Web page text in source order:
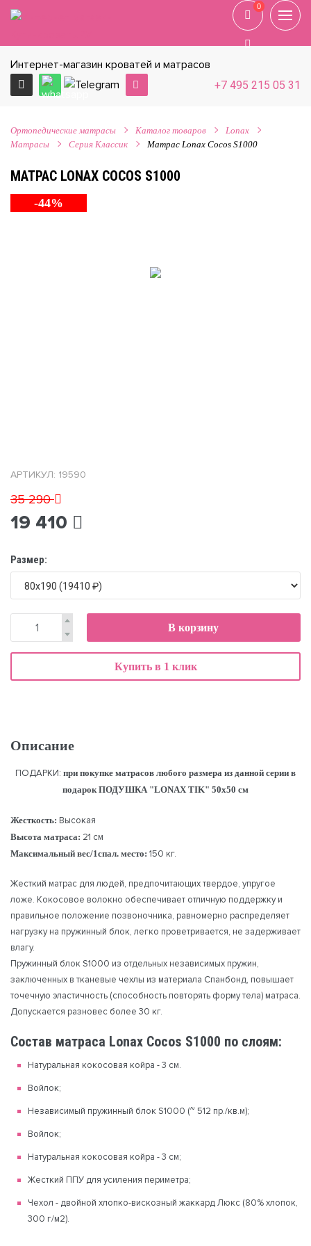
Интернет-магазин кроватей и матрасов
+7 495 215 05 31
0
0
Ортопедические матрасы Каталог товаров
Lonax
Матрасы
Серия Классик Матрас Lonax Cocos S1000
МАТРАС LONAX COCOS S1000
-44%
АРТИКУЛ: 19590
35 290
19 410
Размер:
В корзину
Купить в 1 клик
Описание
ПОДАРКИ: при покупке матрасов любого размера из данной серии в
подарок ПОДУШКА "LONAX TIK" 50х50 см
Жесткость: Высокая
Высота матраса: 21 см
Максимальный вес/1спал. место: 150 кг.
Жесткий матрас для людей, предпочитающих твердое, упругое
ложе. Кокосовое волокно обеспечивает отличную поддержку и
правильное положение позвоночника, равномерно распределяет
нагрузку на пружинный блок, легко проветривается, не задерживает
влагу.
Пружинный блок S1000 из отдельных независимых пружин,
заключенных в тканевые чехлы из материала Спанбонд, повышает
точечную эластичность (способность повторять форму тела) матраса.
Допускается разновес более 30 кг.
Состав матраса Lonax Cocos S1000 по слоям:
Натуральная кокосовая койра - 3 см.
Войлок;
Независимый пружинный блок S1000 (~ 512 пр./кв.м);
Войлок;
Натуральная кокосовая койра - 3 см;
Жесткий ППУ для усиления периметра;
Чехол - двойной хлопко-вискозный жаккард Люкс (80% хлопок,
300 г/м2).